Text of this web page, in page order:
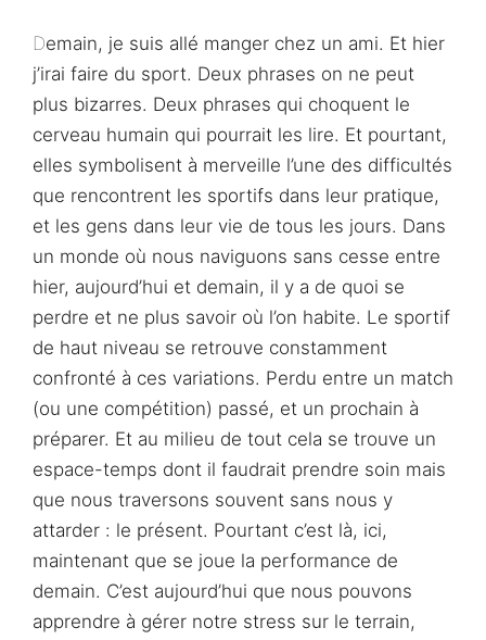
Demain, je suis allé manger chez un ami. Et hier
j’irai faire du sport. Deux phrases on ne peut
plus bizarres. Deux phrases qui choquent le
cerveau humain qui pourrait les lire. Et pourtant,
elles symbolisent à merveille l’une des difficultés
que rencontrent les sportifs dans leur pratique,
et les gens dans leur vie de tous les jours. Dans
un monde où nous naviguons sans cesse entre
hier, aujourd’hui et demain, il y a de quoi se
perdre et ne plus savoir où l’on habite. Le sportif
de haut niveau se retrouve constamment
confronté à ces variations. Perdu entre un match
(ou une compétition) passé, et un prochain à
préparer. Et au milieu de tout cela se trouve un
espace-temps dont il faudrait prendre soin mais
que nous traversons souvent sans nous y
attarder : le présent. Pourtant c’est là, ici,
maintenant que se joue la performance de
demain. C’est aujourd’hui que nous pouvons
apprendre à gérer notre stress sur le terrain,